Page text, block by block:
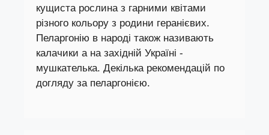
кущиста рослина з гарними квітами
різного кольору з родини геранієвих.
Пеларгонію в народі також називають
калачики а на західній Україні -
мушкателька. Декілька рекомендацій по
догляду за пеларгонією.